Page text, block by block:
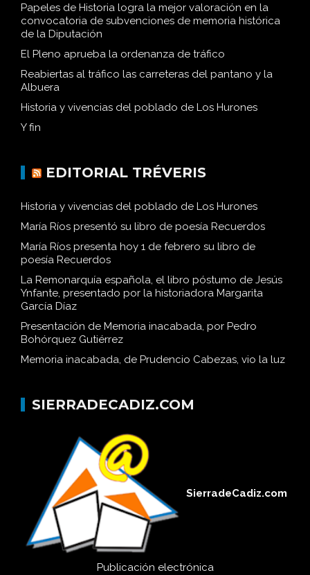
Papeles de Historia logra la mejor valoración en la
convocatoria de subvenciones de memoria histórica
de la Diputación
El Pleno aprueba la ordenanza de tráfico
Reabiertas al tráfico las carreteras del pantano y la
Albuera
Historia y vivencias del poblado de Los Hurones
Y fin
EDITORIAL TRÉVERIS
Historia y vivencias del poblado de Los Hurones
María Ríos presentó su libro de poesía Recuerdos
María Ríos presenta hoy 1 de febrero su libro de
poesía Recuerdos
La Remonarquía española, el libro póstumo de Jesús
Ynfante, presentado por la historiadora Margarita
García Díaz
Presentación de Memoria inacabada, por Pedro
Bohórquez Gutiérrez
Memoria inacabada, de Prudencio Cabezas, vio la luz
SIERRADECADIZ.COM
SierradeCadiz.com
Publicación electrónica